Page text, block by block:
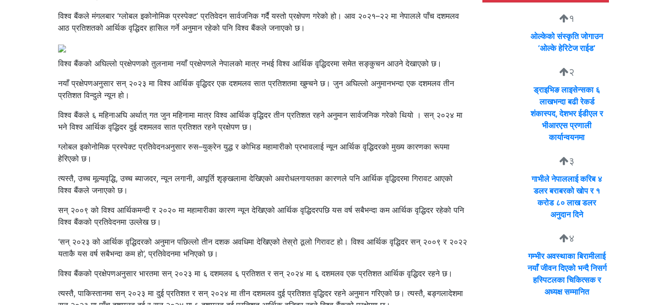
विश्व बैंकले मंगलबार ‘ग्लोबल इकोनोमिक प्रस्पेक्ट’ प्रतिवेदन सार्वजनिक गर्दै यस्तो प्रक्षेपण गरेको हो। आव २०२१–२२ मा नेपालले पाँच दशमलव
आठ प्रतिशतको आर्थिक वृद्धिदर हासिल गर्ने अनुमान रहेको पनि विश्व बैंकले जनाएको छ।
विश्व बैंकको अघिल्लो प्रक्षेपणको तुलनामा नयाँ प्रक्षेपणले नेपालको मात्र नभई विश्व आर्थिक वृद्धिदरमा समेत सङ्कुचन आउने देखाएको छ।
नयाँ प्रक्षेपणअनुसार सन् २०२३ मा विश्व आर्थिक वृद्धिदर एक दशमलव सात प्रतिशतमा खुम्चने छ। जुन अघिल्लो अनुमानभन्दा एक दशमलव तीन
प्रतिशत विन्दुले न्यून हो।
विश्व बैंकले ६ महिनाअघि अर्थात् गत जुन महिनामा मात्र विश्व आर्थिक वृद्धिदर तीन प्रतिशत रहने अनुमान सार्वजनिक गरेको थियो । सन् २०२४ मा
भने विश्व आर्थिक वृद्धिदर दुई दशमलव सात प्रतिशत रहने प्रक्षेपण छ।
ग्लोबल इकोनोमिक प्रस्पेक्ट प्रतिवेदनअनुसार रुस–युक्रेन युद्ध र कोभिड महामारीको प्रभावलाई न्यून आर्थिक वृद्धिदरको मुख्य कारणका रूपमा
हेरिएको छ।
त्यस्तै, उच्च मूल्यवृद्धि, उच्च ब्याजदर, न्यून लगानी, आपूर्ति शृङ्खलामा देखिएको अवरोधलगायतका कारणले पनि आर्थिक वृद्धिदरमा गिरावट आएको
विश्व बैंकले जनाएको छ।
सन् २००९ को विश्व आर्थिकमन्दी र २०२० मा महामारीका कारण न्यून देखिएको आर्थिक वृद्धिदरपछि यस वर्ष सबैभन्दा कम आर्थिक वृद्धिदर रहेको पनि
विश्व बैंकको प्रतिवेदनमा उल्लेख छ।
‘सन् २०२३ को आर्थिक वृद्धिदरको अनुमान पछिल्लो तीन दशक अवधिमा देखिएको तेस्रो ठूलो गिरावट हो। विश्व आर्थिक वृद्धिदर सन् २००९ र २०२२
यताकै यस वर्ष सबैभन्दा कम हो’, प्रतिवेदनमा भनिएको छ।
विश्व बैंकको प्रक्षेपणअनुसार भारतमा सन् २०२३ मा ६ दशमलव ६ प्रतिशत र सन् २०२४ मा ६ दशमलव एक प्रतिशत आर्थिक वृद्धिदर रहने छ।
त्यस्तै, पाकिस्तानमा सन् २०२३ मा दुई प्रतिशत र सन् २०२४ मा तीन दशमलव दुई प्रतिशत वृद्धिदर रहने अनुमान गरिएको छ। त्यस्तै, बङ्गलादेशमा
१
ओल्केको संस्कृति जोगाउन
‘ओल्के हेरिटेज राईड’
२
ड्राइभिङ लाइसेन्सका ६
लाखभन्दा बढी रेकर्ड
शंकास्पद, देशभर ईडीएल र
भीआरएस प्रणाली
कार्यान्वयनमा
३
गाभीले नेपाललाई करिब ४
डलर बराबरको खोप र १
करोड ८० लाख डलर
अनुदान दिने
४
गम्भीर अवस्थाका बिरामीलाई
नयाँ जीवन दिएको भन्दै निसर्ग
हस्पिटलका चिकित्सक र
अध्यक्ष सम्मानित